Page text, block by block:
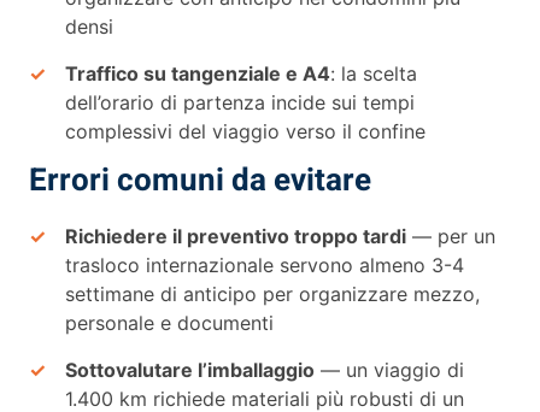
densi
Traffico su tangenziale e A4: la scelta
dell’orario di partenza incide sui tempi
complessivi del viaggio verso il confine
Errori comuni da evitare
Richiedere il preventivo troppo tardi — per un
trasloco internazionale servono almeno 3-4
settimane di anticipo per organizzare mezzo,
personale e documenti
Sottovalutare l’imballaggio — un viaggio di
1.400 km richiede materiali più robusti di un